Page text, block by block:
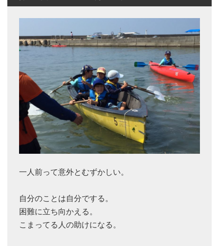
一人前って意外とむずかしい。
自分のことは自分でする。
困難に立ち向かえる。
こまってる人の助けになる。